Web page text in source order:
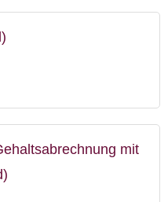
mit